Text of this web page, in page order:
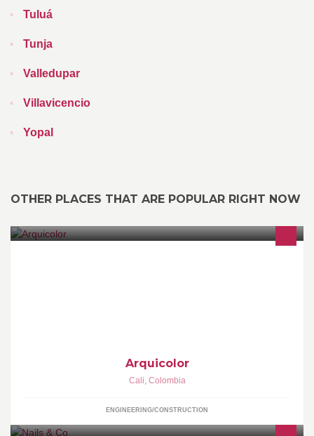
Tuluá
Tunja
Valledupar
Villavicencio
Yopal
OTHER PLACES THAT ARE POPULAR RIGHT NOW
Arquicolor
Cali, Colombia
ENGINEERING/CONSTRUCTION